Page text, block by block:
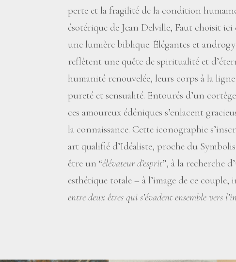
perte et la fragilité de la condition
ésotérique de Jean Delville, Faut choisit
une lumière biblique. Élégantes et
reflètent une quête de spiritualité et
humanité renouvelée, leurs corps à la
pureté et sensualité. Entourés d’un
ces amoureux édéniques s’enlacent
la connaissance. Cette iconographie
art qualifié d’Idéaliste, proche du
être un “élévateur d’esprit”, à la recherche
esthétique totale – à l’image de ce couple,
entre deux êtres qui s’évadent ensemble vers